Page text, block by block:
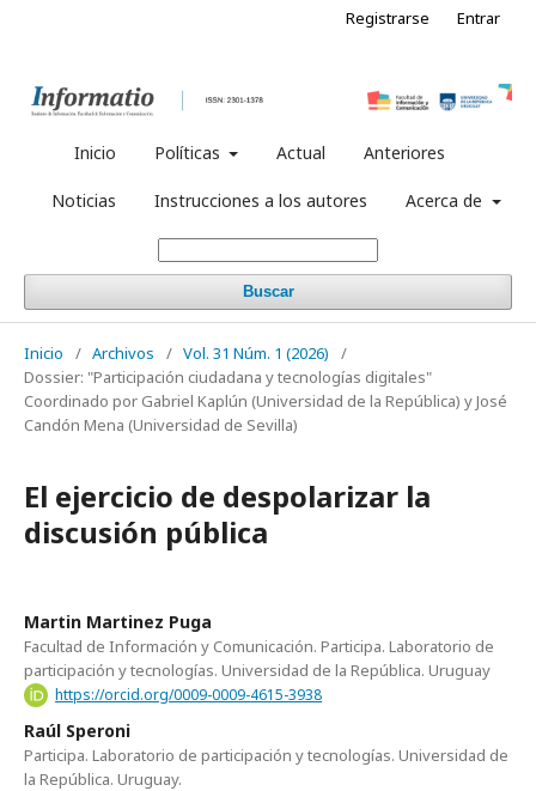
Inicio Políticas Actual Anteriores
Noticias Instrucciones a los autores Acerca de
Buscar
Registrarse Entrar
Inicio / Archivos / Vol. 31 Núm. 1 (2026)
/
Dossier: "Participación ciudadana y tecnologías digitales"
Coordinado por Gabriel Kaplún (Universidad de la República) y José
Candón Mena (Universidad de Sevilla)
El ejercicio de despolarizar la
discusión pública
Martin Martinez Puga
Facultad de Información y Comunicación. Participa. Laboratorio de
participación y tecnologías. Universidad de la República. Uruguay
https://orcid.org/0009-0009-4615-3938
Raúl Speroni
Participa. Laboratorio de participación y tecnologías. Universidad de
la República. Uruguay.